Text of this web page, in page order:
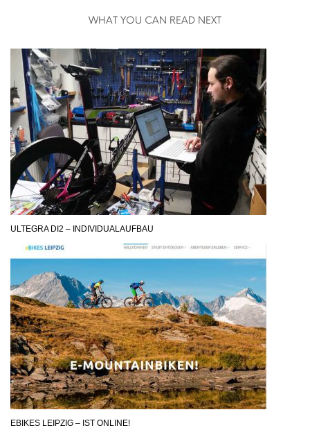
WHAT YOU CAN READ NEXT
ULTEGRA DI2 – INDIVIDUALAUFBAU
EBIKES LEIPZIG – IST ONLINE!